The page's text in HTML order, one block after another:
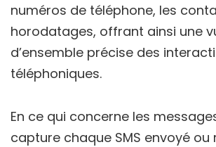
numéros de téléphone, les
horodatages, offrant ainsi une
d’ensemble précise des
téléphoniques.
En ce qui concerne les
capture chaque SMS envoyé ou